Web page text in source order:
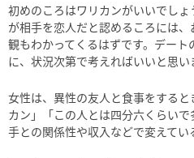
初めのころはワリカンがいいでし
が相手を恋人だと認めるころには
観もわかってくるはずです。デー
に、状況次第で考えればいいと思い
女性は、異性の友人と食事をする
カン」「この人とは四分六くらい
手との関係性や収入などで変えてい